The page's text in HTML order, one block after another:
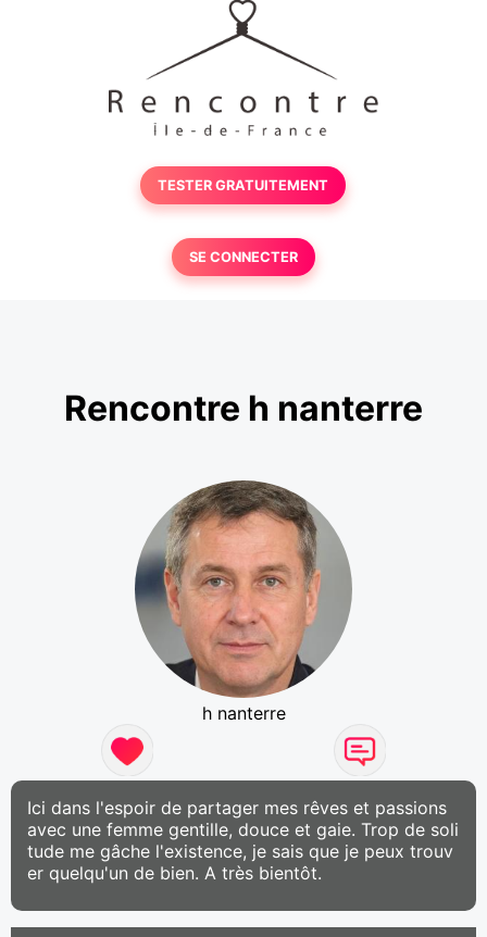
TESTER GRATUITEMENT
SE CONNECTER
Rencontre h nanterre
h nanterre
Ici dans l'espoir de partager mes rêves et passions
avec une femme gentille, douce et gaie. Trop de soli
tude me gâche l'existence, je sais que je peux trouv
er quelqu'un de bien. A très bientôt.